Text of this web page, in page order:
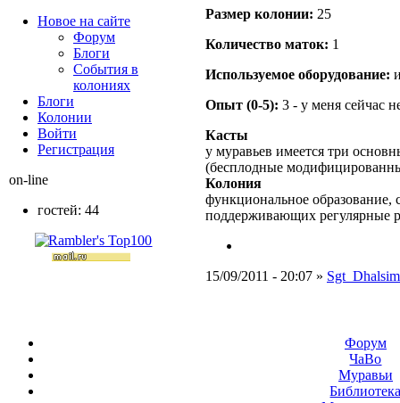
Размер кoлонии: 25
Количество маток: 1
Используемое оборудование:
Опыт (0-5): 3 - у меня сейчас
Касты
у муравьев имеется три
(бесплодные
Колония
функциональное образование,
поддерживающих регулярные
15/09/2011 - 20:07 » Sgt_Dhalsim
Новое на сайте
Форум
Блоги
События в
колониях
Блоги
Колонии
Войти
Peгиcтpaция
on-line
гостей: 44
Форум
ЧаВо
Муравьи